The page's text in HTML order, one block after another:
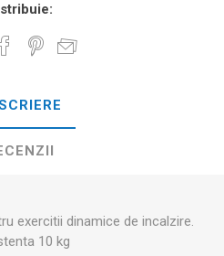
exercitii dinamice de incalzire.
10 kg